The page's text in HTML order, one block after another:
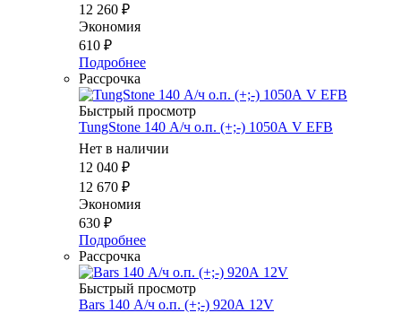
12 260 ₽
Экономия
610 ₽
Подробнее
Рассрочка
Быстрый просмотр
TungStone 140 А/ч о.п. (+;-) 1050А V EFB
Нет в наличии
12 040 ₽
12 670 ₽
Экономия
630 ₽
Подробнее
Рассрочка
Быстрый просмотр
Bars 140 А/ч о.п. (+;-) 920А 12V